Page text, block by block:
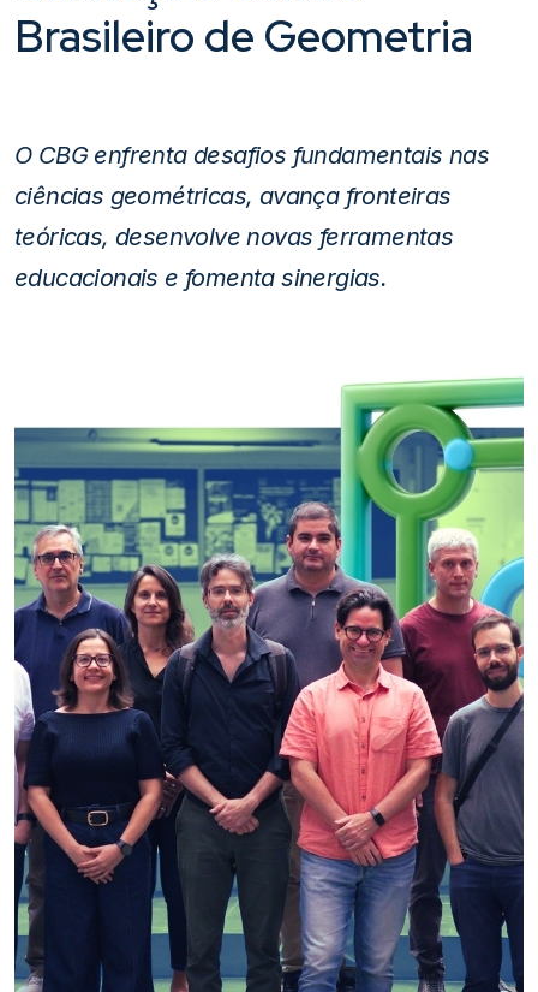
Brasileiro de Geometria
O CBG enfrenta desafios fundamentais nas
ciências geométricas, avança fronteiras
teóricas, desenvolve novas ferramentas
educacionais e fomenta sinergias.